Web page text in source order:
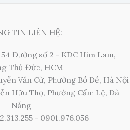
TIN LIÊN HỆ:
54 Đường số 2 - KDC Him Lam,
Thủ Đức, HCM
Văn Cừ, Phường Bồ Đề, Hà Nội
Hữu Thọ, Phường Cẩm Lệ, Đà
Nẵng
- 0901.976.056